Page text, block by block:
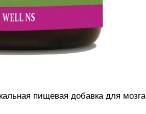
пищевая добавка для мозга